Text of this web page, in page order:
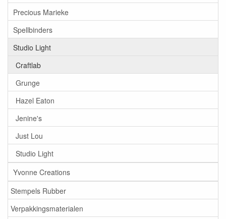
Precious Marieke
Spellbinders
Studio Light
Craftlab
Grunge
Hazel Eaton
Jenine's
Just Lou
Studio Light
Yvonne Creations
Stempels Rubber
Verpakkingsmaterialen